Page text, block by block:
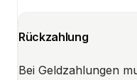
Rückzahlung
Bei Geldzahlungen